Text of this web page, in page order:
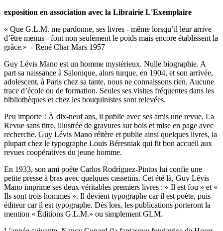
exposition en association avec la Librairie L'Exemplaire
« Que G.L.M. me pardonne, ses livres - même lorsqu’il leur arrive
d’être menus - font non seulement le poids mais encore établissent la
grâce.» - René Char Mars 1957
Guy Lévis Mano est un homme mystérieux. Nulle biographie. A
part sa naissance à Salonique, alors turque, en 1904, et son arrivée,
adolescent, à Paris chez sa tante, nous ne connaissons rien. Aucune
trace d’école ou de formation. Seules ses visites fréquentes dans les
bibliothèques et chez les bouquinistes sont relevées.
Peu importe ! À dix-neuf ans, il publie avec ses amis une revue, La
Revue sans titre, illustrée de gravures sur bois et mise en page avec
recherche. Guy Lévis Mano réitère et publie ainsi quelques livres, la
plupart chez le typographe Louis Béresniak qui fit bon accueil aux
revues coopératives du jeune homme.
En 1933, son ami poète Carlos Rodríguez-Pintos lui confie une
petite presse à bras avec quelques cassetins. Cet été là, Guy Lévis
Mano imprime ses deux véritables premiers livres : « Il est fou » et «
Ils sont trois hommes ». Il devient typographe car il est poète, puis
éditeur car il est typographe. Dès lors, les publications porteront la
mention « Éditions G.L.M.» ou simplement GLM.